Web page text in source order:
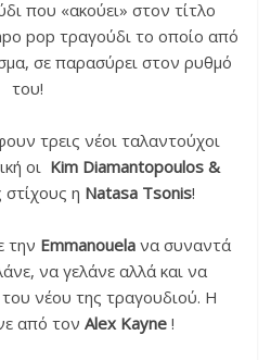
που «ακούει» στον τίτλο
pop τραγούδι το οποίο από
σε παρασύρει στον ρυθμό
του!
τρεις νέοι ταλαντούχοι
οι Kim Diamantopoulos &
η Natasa Tsonis!
την Emmanouela να συναντά
να γελάνε αλλά και να
νέου της τραγουδιού. H
από τον Alex Kayne!